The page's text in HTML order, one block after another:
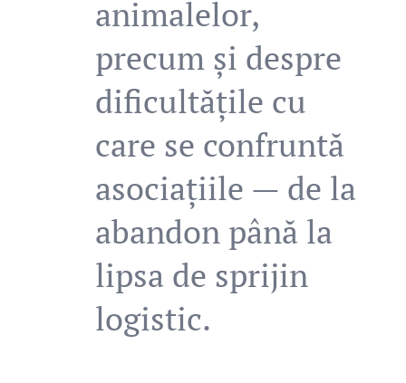
animalelor,
precum și despre
dificultățile cu
care se confruntă
asociațiile — de la
abandon până la
lipsa de sprijin
logistic.